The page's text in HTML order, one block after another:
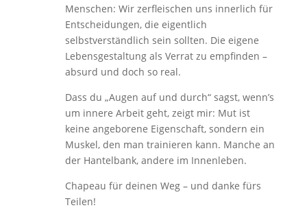
Menschen: Wir zerfleischen uns innerlich für
Entscheidungen, die eigentlich
selbstverständlich sein sollten. Die eigene
Lebensgestaltung als Verrat zu empfinden –
absurd und doch so real.
Dass du „Augen auf und durch“ sagst, wenn’s
um innere Arbeit geht, zeigt mir: Mut ist
keine angeborene Eigenschaft, sondern ein
Muskel, den man trainieren kann. Manche an
der Hantelbank, andere im Innenleben.
Chapeau für deinen Weg – und danke fürs
Teilen!